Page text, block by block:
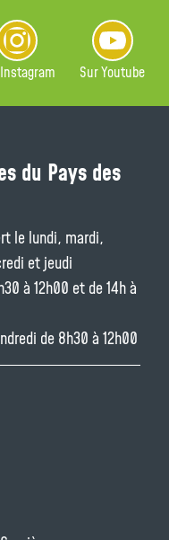
Sur Youtube
du Pays des
le lundi, mardi,
et jeudi
à 12h00 et de 14h à
de 8h30 à 12h00